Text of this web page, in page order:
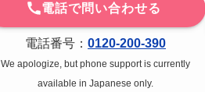
電話で問い合わせる
電話番号： 0120-200-390
We apologize, but phone support is currently
available in Japanese only.